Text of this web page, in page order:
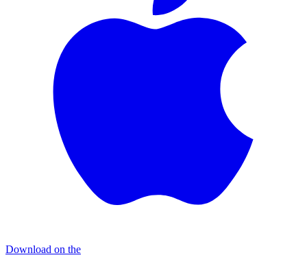
Download on the